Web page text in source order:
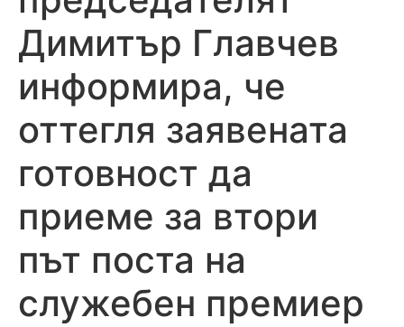
Димитър Главчев
информира, че
оттегля заявената
готовност да
приеме за втори
път поста на
служебен премиер